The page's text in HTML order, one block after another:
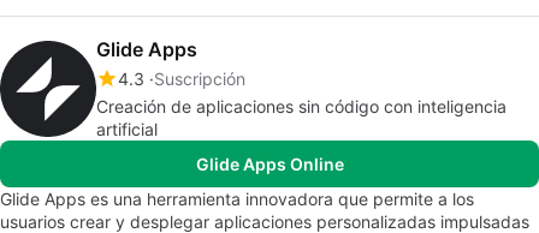
Glide Apps
4.3 Suscripción
Creación de aplicaciones sin código con inteligencia
artificial
Glide Apps Online
Glide Apps es una herramienta innovadora que permite a los
usuarios crear y desplegar aplicaciones personalizadas impulsadas